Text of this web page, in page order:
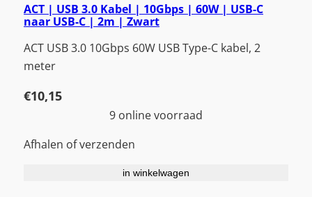
ACT | USB 3.0 Kabel | 10Gbps | 60W | USB-C
naar USB-C | 2m | Zwart
ACT USB 3.0 10Gbps 60W USB Type-C kabel, 2
meter
€10,15
9 online voorraad
Afhalen of verzenden
in winkelwagen